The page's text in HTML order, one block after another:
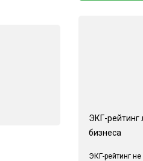
ЭКГ-рейтинг
бизнеса
ЭКГ-рейтинг